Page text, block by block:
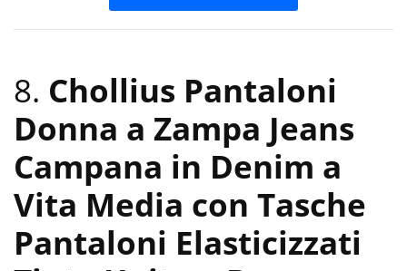
8. Chollius Pantaloni
Donna a Zampa Jeans
Campana in Denim a
Vita Media con Tasche
Pantaloni Elasticizzati